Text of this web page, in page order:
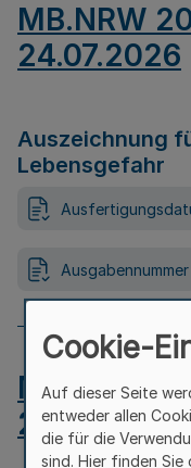
MB.NRW
24.07.2026
Auszeichnung
Lebensgefahr
Ausgabennummer
MB.NRW
24.07.2026
Cookie-
Auf dieser Seite
entweder allen
die für die
sind. Hier finden Sie